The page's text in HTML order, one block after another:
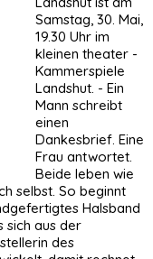
Samstag, 30. Mai,
19.30 Uhr im
kleinen theater -
Kammerspiele
Landshut. - Ein
Mann schreibt
einen
Dankesbrief. Eine
Frau antwortet.
Beide leben wie
selbst. So beginnt
Halsband
sich aus der
des